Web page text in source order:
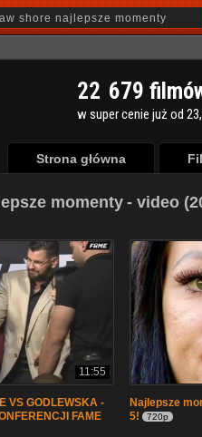
22 679
w super cenie już od
Strona główna
momenty - video
11:55
VS GODLEWSKA -
FAME
Najlepsze
5!
720p